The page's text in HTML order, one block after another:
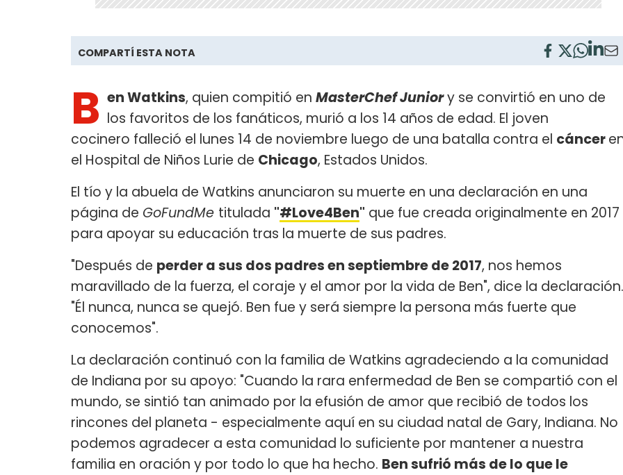
COMPARTÍ ESTA NOTA
B en Watkins, quien compitió en MasterChef Juniory se convirtió en uno de
los favoritos de los fanáticos, murió a los 14 años de edad. El joven
cocinero falleció el lunes 14 de noviembre luego de una batalla contra el cáncer
el Hospital de Niños Lurie de Chicago, Estados Unidos.
El tío y la abuela de Watkins anunciaron su muerte en una declaración en una
página de GoFundMe titulada "#Love4Ben" que fue creada originalmente en 2017
para apoyar su educación tras la muerte de sus padres.
"Después de perder a sus dos padres en septiembre de 2017, nos hemos
maravillado de la fuerza, el coraje y el amor por la vida de Ben", dice la declaración.
"Él nunca, nunca se quejó. Ben fue y será siempre la persona más fuerte que
conocemos".
La declaración continuó con la familia de Watkins agradeciendo a la comunidad
de Indiana por su apoyo: "Cuando la rara enfermedad de Ben se compartió con el
mundo, se sintió tan animado por la efusión de amor que recibió de todos los
rincones del planeta - especialmente aquí en su ciudad natal de Gary, Indiana. No
podemos agradecer a esta comunidad lo suficiente por mantener a nuestra
familia en oración y por todo lo que ha hecho. Ben sufrió más de lo que le